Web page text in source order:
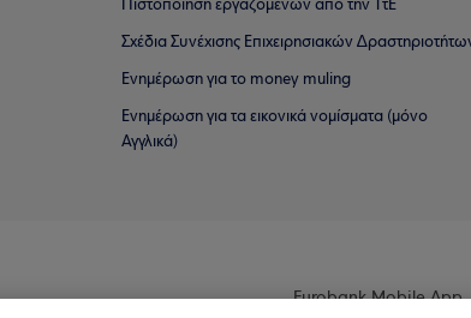
Πιστοποίηση εργαζομένων από την ΤτΕ
Σχέδια Συνέχισης Επιχειρησιακών
Ενημέρωση για το money muling
Ενημέρωση για τα εικονικά νομίσματα (μόνο
Αγγλικά)
Eurobank Mobile App